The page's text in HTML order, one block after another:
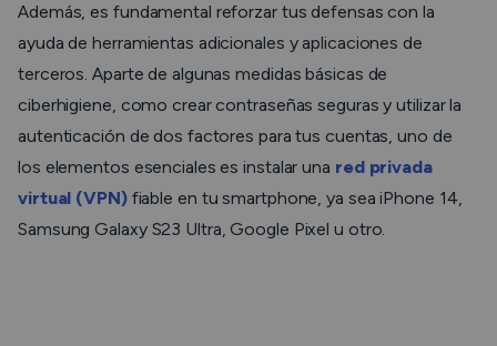
Además, es fundamental reforzar tus defensas con la
ayuda de herramientas adicionales y aplicaciones de
terceros. Aparte de algunas medidas básicas de
ciberhigiene, como crear contraseñas seguras y utilizar la
autenticación de dos factores para tus cuentas, uno de
los elementos esenciales es instalar una red privada
virtual (VPN)fiable en tu smartphone, ya sea iPhone 14,
Samsung Galaxy S23 Ultra, Google Pixel u otro.